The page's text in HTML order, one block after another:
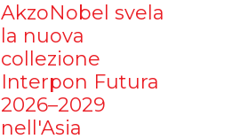
AkzoNobel svela
la nuova
collezione
Interpon Futura
2026–2029
nell'Asia